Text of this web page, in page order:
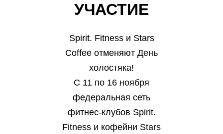
УЧАСТИЕ
Spirit. Fitness и Stars
Coffee отменяют День
холостяка!
С 11 по 16 ноября
федеральная сеть
фитнес-клубов Spirit.
Fitness и кофейни Stars